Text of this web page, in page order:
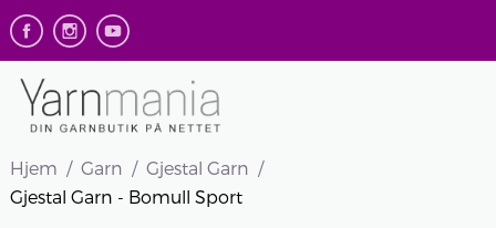
Hjem Garn
Gjestal Garn
Gjestal Garn - Bomull Sport